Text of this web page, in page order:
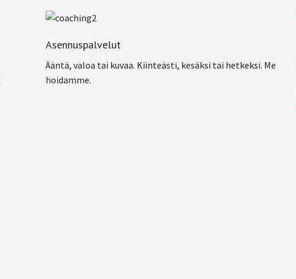
Asennuspalvelut
Ääntä, valoa tai kuvaa. Kiinteästi, kesäksi tai hetkeksi. Me
hoidamme.